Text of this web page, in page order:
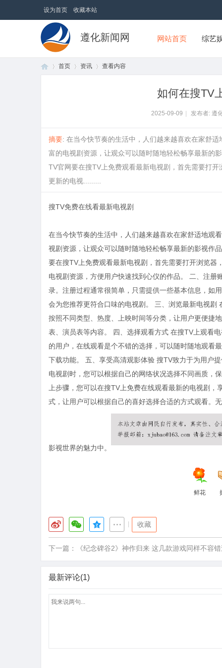
设为首页 收藏本站
遵化新闻网 网站首页 综艺
首页 资讯 查看内容
如何在搜TV
2025-09-09 发布者: 遵
摘要: 在当今快节奏的生活中，人们越来越喜欢在家舒
富的电视剧资源，让观众可以随时随地轻松畅享最新的
TV官网要在搜TV上免费观看最新电视剧，首先需要打
更新的电视.........
搜TV免费在线看最新电视剧
在当今快节奏的生活中，人们越来越喜欢在家舒适地观
视剧资源，让观众可以随时随地轻松畅享最新的影视作
要在搜TV上免费观看最新电视剧，首先需要打开浏览
电视剧资源，方便用户快速找到心仪的作品。 二、注
录。注册过程通常很简单，只需提供一些基本信息，如
会为您推荐更符合口味的电视剧。 三、浏览最新电视
按照不同类型、热度、上映时间等分类，让用户更便捷
表、演员表等内容。 四、选择观看方式 在搜TV上观看
的用户，在线观看是个不错的选择，可以随时随地观看
下载功能。 五、享受高清观影体验 搜TV致力于为用户
电视剧时，您可以根据自己的网络状况选择不同画质，
上步骤，您可以在搜TV上免费在线观看最新的电视剧
式，让用户可以根据自己的喜好选择合适的方式观看。
影视世界的魅力中。
鲜花
收藏
下一篇： 《纪念碑谷2》神作归来 这几款游戏同样不容
最新评论(1)